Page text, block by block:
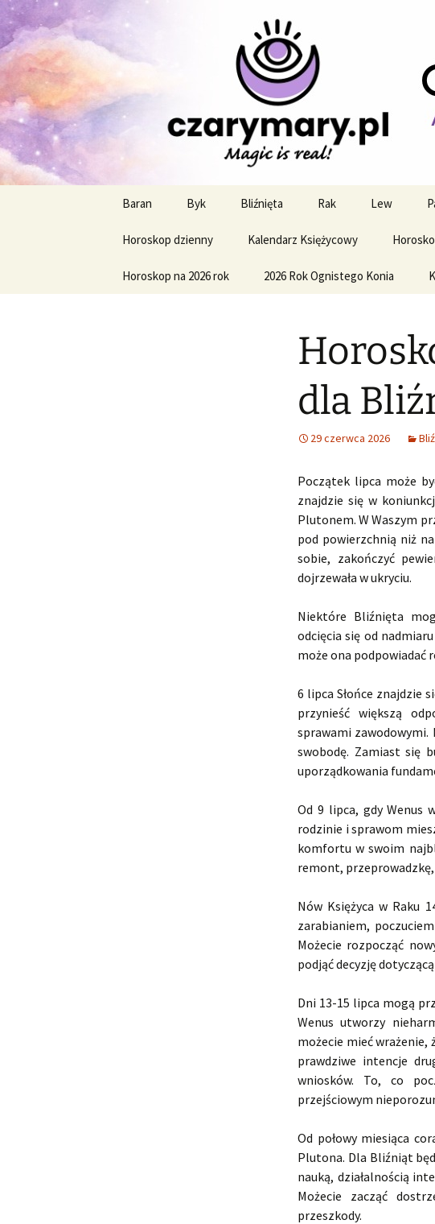
miesięczny i
Profesjonalne przepowiednie
treści
Baran Byk Bliźnięta Rak Lew
Horoskop dzienny Kalendarz Księżycowy
Horoskop na 2026 rok 2026 Rok Ognistego Konia
dla
29 czerwca 2026
Początek lipca może
znajdzie się w
Plutonem. W Waszym
pod powierzchnią niż
sobie, zakończyć
dojrzewała w ukryciu.
Niektóre Bliźnięta
odcięcia się od
może ona podpowiadać
6 lipca Słońce znajdzie
przynieść większą
sprawami zawodowymi.
swobodę. Zamiast się
uporządkowania
Od 9 lipca, gdy Wenus
rodzinie i sprawom
komfortu w swoim
remont,
Nów Księżyca w Raku
zarabianiem,
Możecie rozpocząć
podjąć decyzję
Dni 13-15 lipca mogą
Wenus utworzy
możecie mieć
prawdziwe intencje
wniosków. To, co
przejściowym
Od połowy miesiąca
Plutona. Dla Bliźniąt
nauką, działalnością
Możecie zacząć
przeszkody.